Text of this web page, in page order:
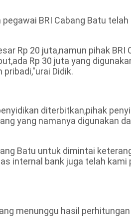
BRI Cabang Batu
Rp 20 juta,namun pihak BRI
Rp 30 juta yang
Didik.
diterbitkan,pihak
yang namanya digunakan
Batu untuk dimintai
internal bank juga telah kami
menunggu hasil